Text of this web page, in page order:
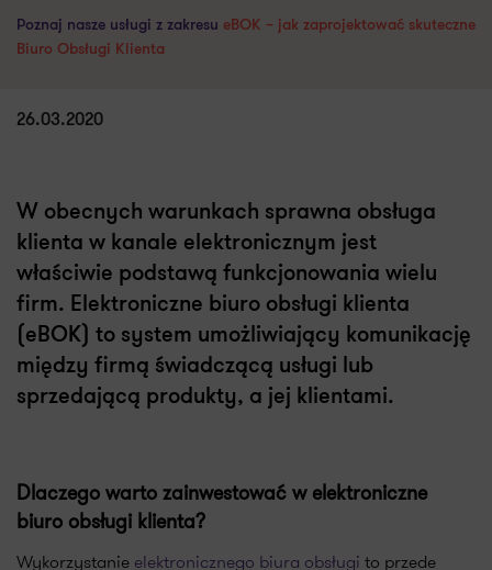
Poznaj nasze usługi z zakresu eBOK – jak zaprojektować skuteczne
Biuro Obsługi Klienta
26.03.2020
W obecnych warunkach sprawna obsługa
klienta w kanale elektronicznym jest
właściwie podstawą funkcjonowania wielu
firm. Elektroniczne biuro obsługi klienta
(eBOK) to system umożliwiający komunikację
między firmą świadczącą usługi lub
sprzedającą produkty, a jej klientami.
Dlaczego warto zainwestować w elektroniczne
biuro obsługi klienta?
Wykorzystanie elektronicznego biura obsługi to przede